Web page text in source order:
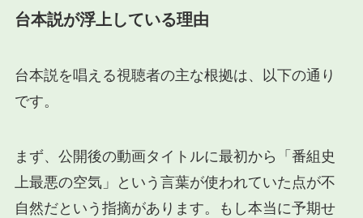
台本説が浮上している理由
台本説を唱える視聴者の主な根拠は、以下の通り
です。
まず、公開後の動画タイトルに最初から「番組史
上最悪の空気」という言葉が使われていた点が不
自然だという指摘があります。もし本当に予期せ